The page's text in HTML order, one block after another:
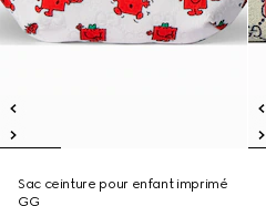
Sac ceinture pour enfant imprimé
GG